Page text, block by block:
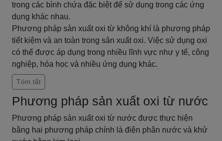
trong các bình chứa đặc biệt để sử dụng trong các ứng
dụng khác nhau.
Phương pháp sản xuất oxi từ không khí là phương pháp
tiết kiệm và an toàn trong sản xuất oxi. Việc sử dụng oxi
có thể được áp dụng trong nhiều lĩnh vực như y tế, công
nghiệp, hóa học và nhiều ứng dụng khác.
Tóm tắt
Phương pháp sản xuất oxi từ nước
Phương pháp sản xuất oxi từ nước được thực hiện
bằng hai phương pháp chính là điện phân nước và khử